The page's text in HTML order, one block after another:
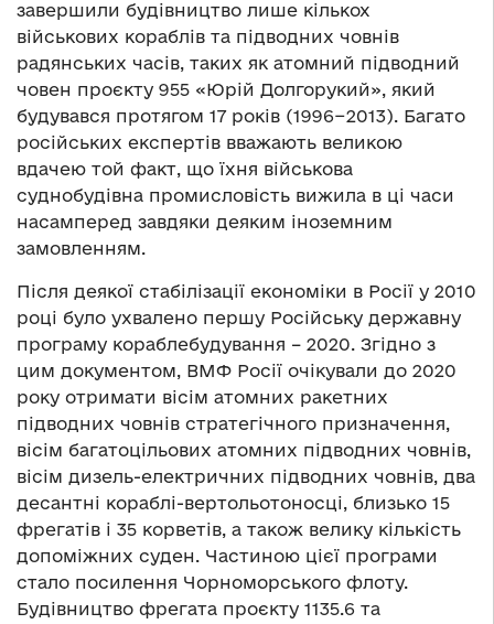
завершили будівництво лише кількох
військових кораблів та підводних човнів
радянських часів, таких як атомний підводний
човен проєкту 955 «Юрій Долгорукий», який
будувався протягом 17 років (1996−2013). Багато
російських експертів вважають великою
вдачею той факт, що їхня військова
суднобудівна промисловість вижила в ці часи
насамперед завдяки деяким іноземним
замовленням.
Після деякої стабілізації економіки в Росії у 2010
році було ухвалено першу Російську державну
програму кораблебудування – 2020. Згідно з
цим документом, ВМФ Росії очікували до 2020
року отримати вісім атомних ракетних
підводних човнів стратегічного призначення,
вісім багатоцільових атомних підводних човнів,
вісім дизель-електричних підводних човнів, два
десантні кораблі-вертольотоносці, близько 15
фрегатів і 35 корветів, а також велику кількість
допоміжних суден. Частиною цієї програми
стало посилення Чорноморського флоту.
Будівництво фрегата проєкту 1135.6 та